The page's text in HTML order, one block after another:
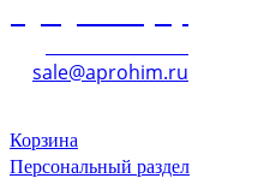
sale@aprohim.ru
Корзина
Персональный раздел